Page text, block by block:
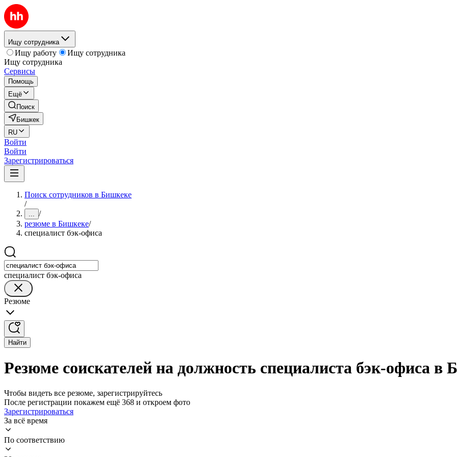
Ищу сотрудника
Ищу работу
Ищу сотрудника
Ищу сотрудника
Сервисы
Помощь
Ещё
Поиск
Бишкек
RU
Войти
Войти
Зарегистрироваться
Поиск сотрудников в Бишкеке
/
... /
резюме в Бишкеке/
специалист бэк-офиса
специалист бэк-офиса
Резюме
Найти
Резюме соискателей на должность специалиста бэк-офиса в
Чтобы видеть все резюме, зарегистрируйтесь
После регистрации покажем ещё 368 и откроем фото
Зарегистрироваться
За всё время
По соответствию